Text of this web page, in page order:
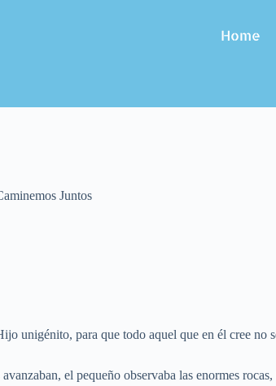
Home
Juntos
unigénito, para que todo aquel que en él cree no
el pequeño observaba las enormes